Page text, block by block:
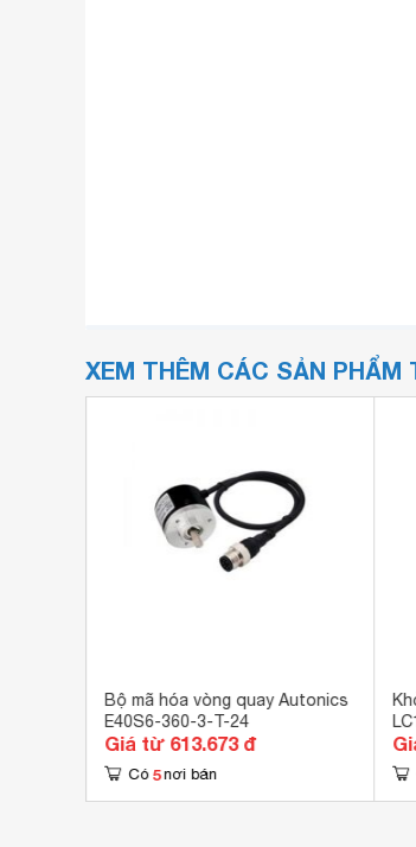
XEM THÊM CÁC SẢN
Bộ mã hóa vòng quay Autonics
E40S6-360-3-T-24
Giá từ 613.673 đ
Có 5 nơi bán